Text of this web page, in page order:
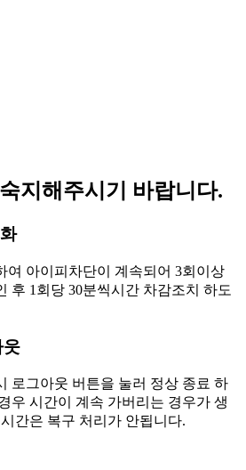
지해주시기 바랍니다.
여 아이피차단이 계속되어 3회이상
후 1회당 30분씩시간 차감조치 하도
웃
로그아웃 버튼을 눌러 정상 종료 하
우 시간이 계속 가버리는 경우가 생
간은 복구 처리가 안됩니다.